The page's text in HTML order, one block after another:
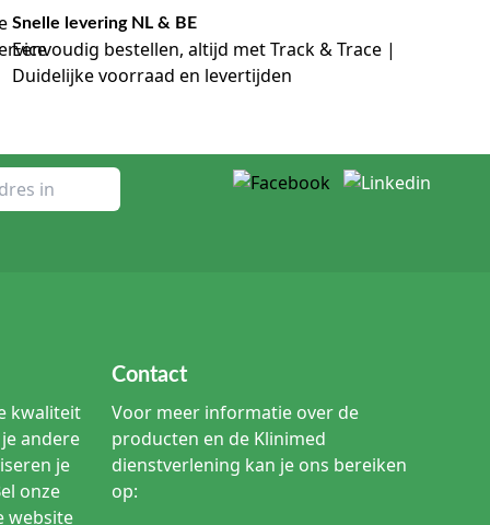
en intermitterende katheters terug. Op
weg en 3-weg katheters, vrouwenkatheters en
Veelgebruikte toepassing
diuresemeting, perioperatieve zorg
Snelle levering NL & BE
Eenvoudig bestellen, altijd met Track & Trace |
Duidelijke voorraad en levertijden
kwaliteit
andere
je
onze
website
Contact
Voor meer informatie over de
producten en de Klinimed
dienstverlening kan je ons bereiken
op: